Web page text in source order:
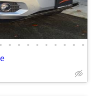
• • • • • • • • • •